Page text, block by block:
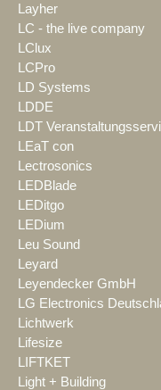
Layher
LC - the live company
LClux
LCPro
LD Systems
LDDE
LDT
LEaT con
Lectrosonics
LEDBlade
LEDitgo
LEDium
Leu Sound
Leyard
Leyendecker GmbH
LG Electronics
Lichtwerk
Lifesize
LIFTKET
Light + Building